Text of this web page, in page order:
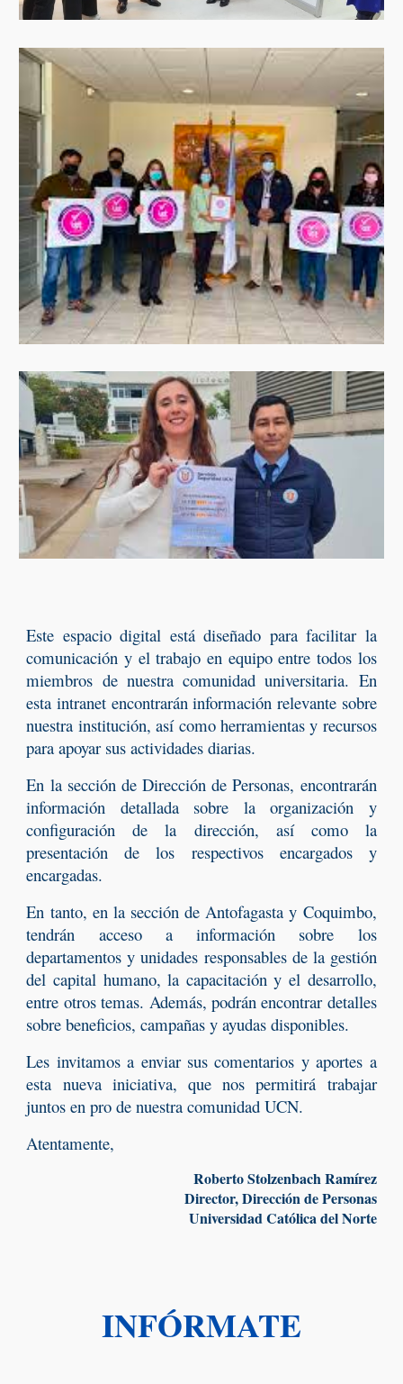
Este espacio digital está diseñado para facilitar la
comunicación y el trabajo en equipo entre todos los
miembros de nuestra comunidad universitaria. En
esta intranet encontrarán información relevante sobre
nuestra institución, así como herramientas y recursos
para apoyar sus actividades diarias.
En la sección de Dirección de Personas, encontrarán
información detallada sobre la organización y
configuración de la dirección, así como la
presentación de los respectivos encargados y
encargadas.
En tanto, en la sección de Antofagasta y Coquimbo,
tendrán acceso a información sobre los
departamentos y unidades responsables de la gestión
del capital humano, la capacitación y el desarrollo,
entre otros temas. Además, podrán encontrar detalles
sobre beneficios, campañas y ayudas disponibles.
Les invitamos a enviar sus comentarios y aportes a
esta nueva iniciativa, que nos permitirá trabajar
juntos en pro de nuestra comunidad UCN.
Atentamente,
Roberto Stolzenbach Ramírez
Director, Dirección de Personas
Universidad Católica del Norte
INFÓRMATE